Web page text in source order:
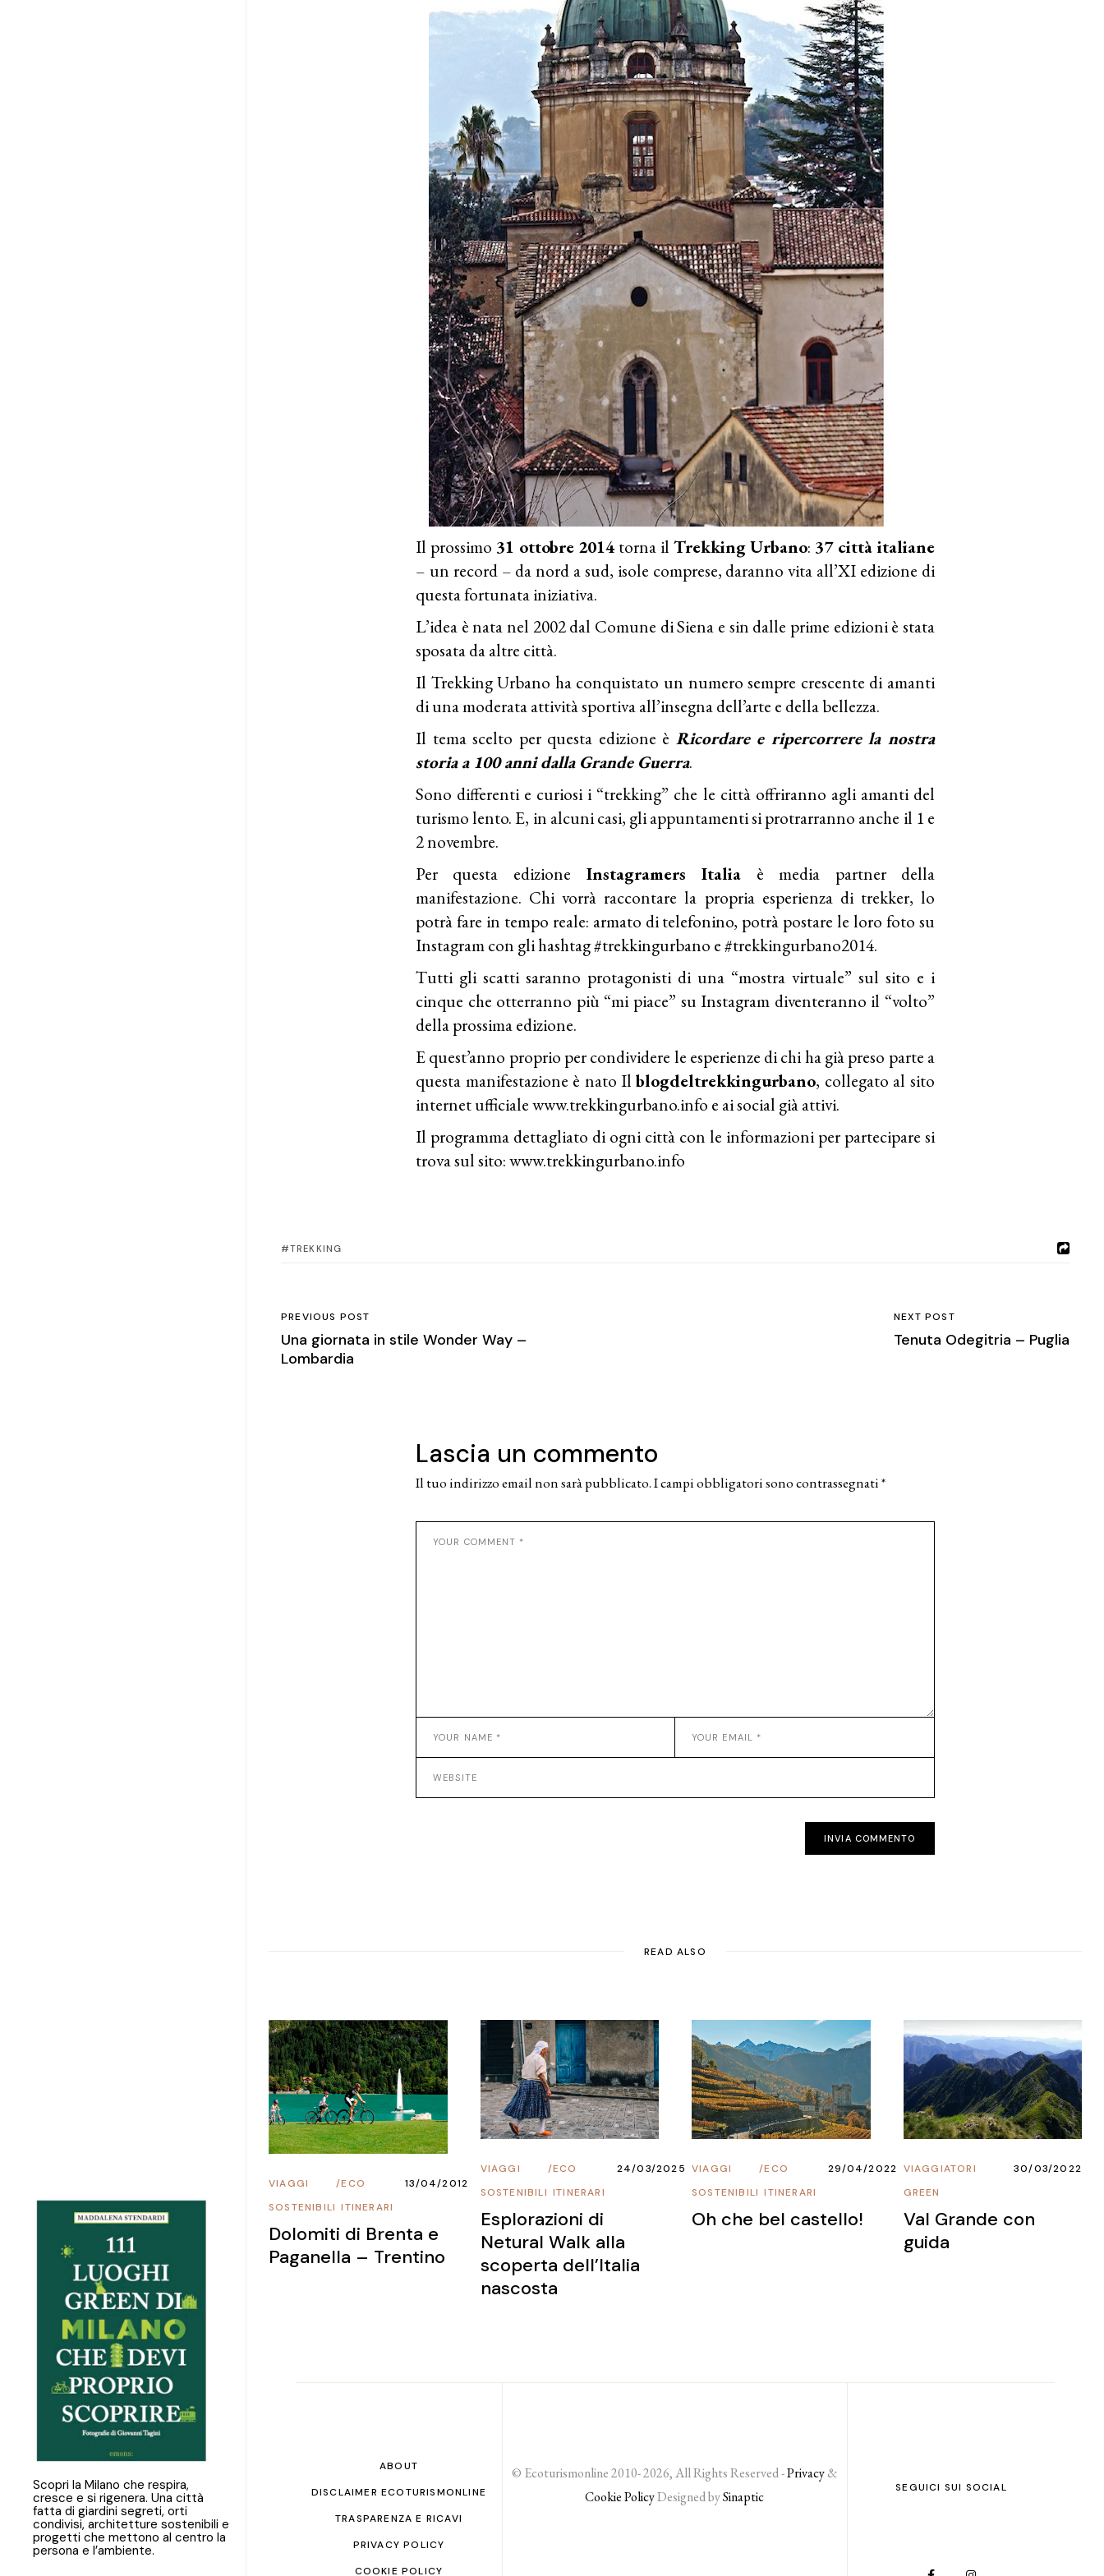
Scopri la Milano che respira,
cresce e si rigenera. Una città
fatta di giardini segreti, orti
condivisi, architetture sostenibili e
progetti che mettono al centro la
persona e l’ambiente.
Il prossimo 31 ottobre 2014torna il Trekking Urbano: 37 città italiane
– un record – da nord a sud, isole comprese, daranno vita all’XI edizione di
questa fortunata iniziativa.
L’idea è nata nel 2002 dal Comune di Siena e sin dalle prime edizioni è stata
sposata da altre città.
Il Trekking Urbano ha conquistato un numero sempre crescente di amanti
di una moderata attività sportiva all’insegna dell’arte e della bellezza.
Il tema scelto per questa edizione è Ricordare e ripercorrere la nostra
storia a 100 anni dalla Grande Guerra.
Sono differenti e curiosi i “trekking” che le città offriranno agli amanti del
turismo lento. E, in alcuni casi, gli appuntamenti si protrarranno anche il 1 e
2 novembre.
Per questa edizione Instagramers Italia è media partner della
manifestazione. Chi vorrà raccontare la propria esperienza di trekker, lo
potrà fare in tempo reale: armato di telefonino, potrà postare le loro foto su
Instagram con gli hashtag #trekkingurbano e #trekkingurbano2014.
Tutti gli scatti saranno protagonisti di una “mostra virtuale” sul sito e i
cinque che otterranno più “mi piace” su Instagram diventeranno il “volto”
della prossima edizione.
E quest’anno proprio per condividere le esperienze di chi ha già preso parte a
questa manifestazione è nato Ilblogdeltrekkingurbano, collegato al sito
internet ufficialewww.trekkingurbano.info e ai social già attivi.
Il programma dettagliato di ogni città con le informazioni per partecipare si
trova sul sito:www.trekkingurbano.info
TREKKING
PREVIOUS POST
Una giornata in stile Wonder Way –
Lombardia
NEXT POST
Tenuta Odegitria – Puglia
Lascia un commento
Il tuo indirizzo email non sarà pubblicato.I campi obbligatori sono contrassegnati*
INVIA COMMENTO
READ ALSO
ECO
ITINERARI
/
VIAGGI
SOSTENIBILI
13/04/2012
Dolomiti di Brenta e
Paganella – Trentino
ECO
ITINERARI
/
VIAGGI
SOSTENIBILI
24/03/2025
Esplorazioni di
Netural Walk alla
scoperta dell’Italia
nascosta
ECO
ITINERARI
/
VIAGGI
SOSTENIBILI
29/04/2022
Oh che bel castello!
VIAGGIATORI
GREEN
30/03/2022
Val Grande con
guida
ABOUT
DISCLAIMER ECOTURISMONLINE
TRASPARENZA E RICAVI
PRIVACY POLICY
COOKIE POLICY
© Ecoturismonline 2010- 2026, All Rights Reserved -Privacy&
Cookie PolicyDesigned bySinaptic
SEGUICI SUI SOCIAL